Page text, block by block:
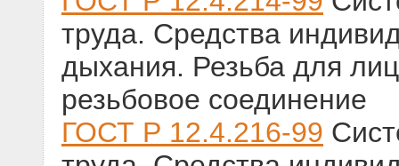
труда. Средства
дыхания. Резьба для
резьбовое соединение
ГОСТ Р 12.4.216-99